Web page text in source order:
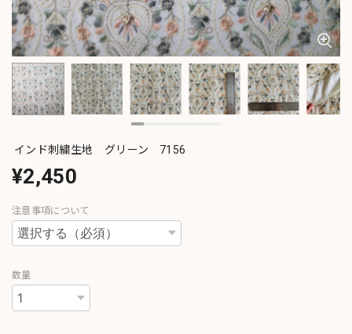
インド刺繍生地 グリーン 7156
¥2,450
注意事項について
数量